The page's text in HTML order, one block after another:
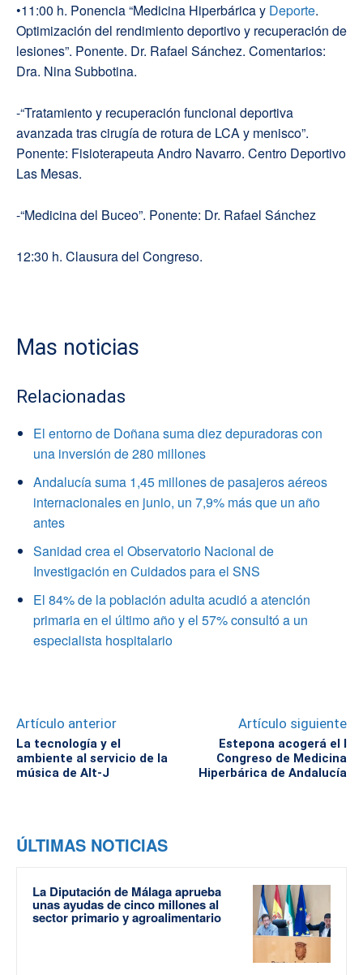
•11:00 h. Ponencia “Medicina Hiperbárica y Deporte.
Optimización del rendimiento deportivo y recuperación de
lesiones”. Ponente. Dr. Rafael Sánchez. Comentarios:
Dra. Nina Subbotina.
-“Tratamiento y recuperación funcional deportiva
avanzada tras cirugía de rotura de LCA y menisco”.
Ponente: Fisioterapeuta Andro Navarro. Centro Deportivo
Las Mesas.
-“Medicina del Buceo”. Ponente: Dr. Rafael Sánchez
12:30 h. Clausura del Congreso.
Mas noticias
Relacionadas
El entorno de Doñana suma diez depuradoras con
una inversión de 280 millones
Andalucía suma 1,45 millones de pasajeros aéreos
internacionales en junio, un 7,9% más que un año
antes
Sanidad crea el Observatorio Nacional de
Investigación en Cuidados para el SNS
El 84% de la población adulta acudió a atención
primaria en el último año y el 57% consultó a un
especialista hospitalario
Artículo anterior
La tecnología y el
ambiente al servicio de la
música de Alt-J
Artículo siguiente
Estepona acogerá el I
Congreso de Medicina
Hiperbárica de Andalucía
ÚLTIMAS NOTICIAS
La Diputación de Málaga aprueba
unas ayudas de cinco millones al
sector primario y agroalimentario